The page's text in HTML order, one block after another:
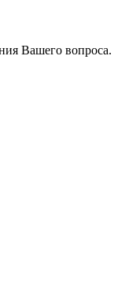
Вашего вопроса.